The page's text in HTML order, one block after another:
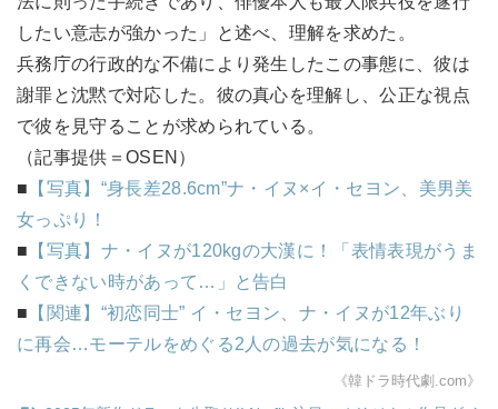
したい意志が強かった」と述べ、理解を求めた。
兵務庁の行政的な不備により発生したこの事態に、彼は
謝罪と沈黙で対応した。彼の真心を理解し、公正な視点
で彼を見守ることが求められている。
（記事提供＝OSEN）
■ 【写真】“身長差28.6cm”ナ・イヌ×イ・セヨン、美男美
女っぷり！
■ 【写真】ナ・イヌが120kgの大漢に！「表情表現がうま
くできない時があって…」と告白
■ 【関連】“初恋同士” イ・セヨン、ナ・イヌが12年ぶり
に再会…モーテルをめぐる2人の過去が気になる！
《韓ドラ時代劇.com》